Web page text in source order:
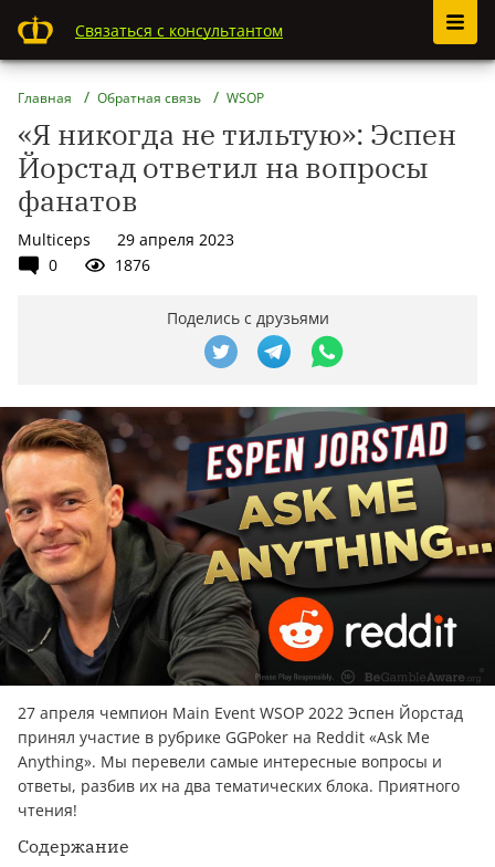
Связаться с консультантом
Главная Обратная связь WSOP
«Я никогда не тильтую»: Эспен
Йорстад ответил на вопросы
фанатов
Multiceps
29 апреля 2023
0
1876
Поделись с друзьями
27 апреля чемпион Main Event WSOP 2022 Эспен Йорстад
принял участие в рубрике GGPoker на Reddit «Ask Me
Anything». Мы перевели самые интересные вопросы и
ответы, разбив их на два тематических блока. Приятного
чтения!
Содержание